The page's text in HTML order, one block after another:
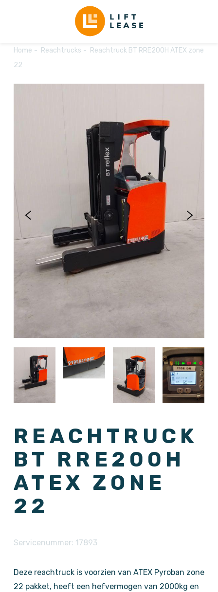
Home Reachtrucks
Reachtruck BT RRE200H ATEX zone
22
REACHTRUCK
BT RRE200H
ATEX ZONE
22
Servicenummer: 17893
Deze reachtruck is voorzien van ATEX Pyroban zone
22 pakket, heeft een hefvermogen van 2000kg en